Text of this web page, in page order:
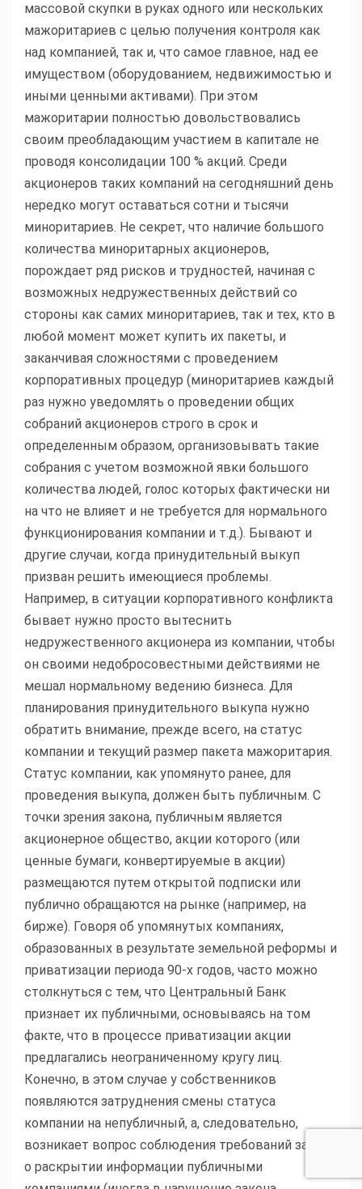
массовой скупки в руках одного или нескольких
мажоритариев с целью получения контроля как
над компанией, так и, что самое главное, над ее
имуществом (оборудованием, недвижимостью и
иными ценными активами). При этом
мажоритарии полностью довольствовались
своим преобладающим участием в капитале не
проводя консолидации 100 % акций. Среди
акционеров таких компаний на сегодняшний день
нередко могут оставаться сотни и тысячи
миноритариев. Не секрет, что наличие большого
количества миноритарных акционеров,
порождает ряд рисков и трудностей, начиная с
возможных недружественных действий со
стороны как самих миноритариев, так и тех, кто в
любой момент может купить их пакеты, и
заканчивая сложностями с проведением
корпоративных процедур (миноритариев каждый
раз нужно уведомлять о проведении общих
собраний акционеров строго в срок и
определенным образом, организовывать такие
собрания с учетом возможной явки большого
количества людей, голос которых фактически ни
на что не влияет и не требуется для нормального
функционирования компании и т.д.). Бывают и
другие случаи, когда принудительный выкуп
призван решить имеющиеся проблемы.
Например, в ситуации корпоративного конфликта
бывает нужно просто вытеснить
недружественного акционера из компании, чтобы
он своими недобросовестными действиями не
мешал нормальному ведению бизнеса. Для
планирования принудительного выкупа нужно
обратить внимание, прежде всего, на статус
компании и текущий размер пакета мажоритария.
Статус компании, как упомянуто ранее, для
проведения выкупа, должен быть публичным. С
точки зрения закона, публичным является
акционерное общество, акции которого (или
ценные бумаги, конвертируемые в акции)
размещаются путем открытой подписки или
публично обращаются на рынке (например, на
бирже). Говоря об упомянутых компаниях,
образованных в результате земельной реформы и
приватизации периода 90-х годов, часто можно
столкнуться с тем, что Центральный Банк
признает их публичными, основываясь на том
факте, что в процессе приватизации акции
предлагались неограниченному кругу лиц.
Конечно, в этом случае у собственников
появляются затруднения смены статуса
компании на непубличный, а, следовательно,
возникает вопрос соблюдения требований закона
о раскрытии информации публичными